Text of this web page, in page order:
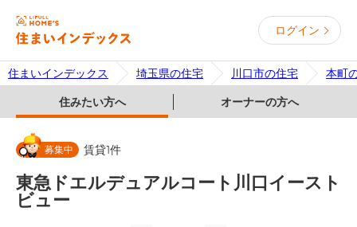
ログイン
住まいインデックス 埼玉県の住宅 川口市の住宅 本町
住みたい方へ オーナーの方へ
募集中 賃貸1件
東急ドエルデュアルコート川口イースト
ビュー